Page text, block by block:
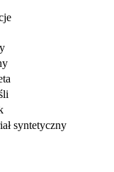
syntetyczny